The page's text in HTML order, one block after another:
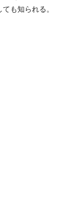
も知られる。